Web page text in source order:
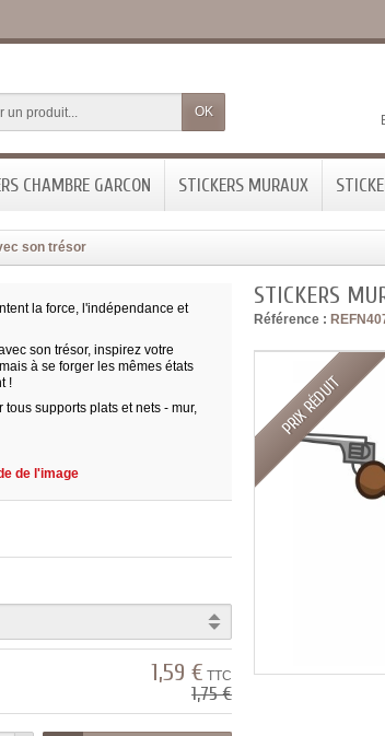
OK
CHAMBRE GARCON STICKERS MURAUX
son trésor
STICKERS
Référence :
PRIX RÉDUIT
la force, l'indépendance et
son trésor, inspirez votre
à se forger les mêmes états
!
supports plats et nets - mur,
de l'image
1,59 € TTC
1,75 €